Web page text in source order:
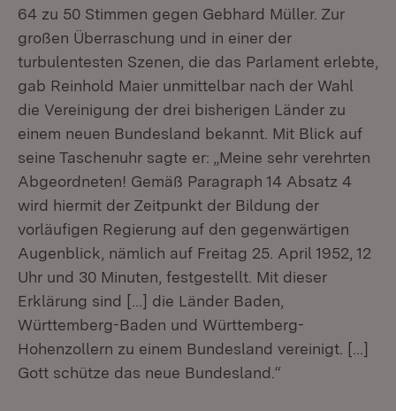
64 zu 50 Stimmen gegen Gebhard Müller. Zur
großen Überraschung und in einer der
turbulentesten Szenen, die das Parlament erlebte,
gab Reinhold Maier unmittelbar nach der Wahl
die Vereinigung der drei bisherigen Länder zu
einem neuen Bundesland bekannt. Mit Blick auf
seine Taschenuhr sagte er: „Meine sehr verehrten
Abgeordneten! Gemäß Paragraph 14 Absatz 4
wird hiermit der Zeitpunkt der Bildung der
vorläufigen Regierung auf den gegenwärtigen
Augenblick, nämlich auf Freitag 25. April 1952, 12
Uhr und 30 Minuten, festgestellt. Mit dieser
Erklärung sind […] die Länder Baden,
Württemberg-Baden und Württemberg-
Hohenzollern zu einem Bundesland vereinigt. […]
Gott schütze das neue Bundesland.“